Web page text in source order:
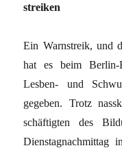
streiken
Ein Warnstreik, und
hat es beim Berlin-
Lesben- und
gegeben. Trotz
schäftigten des
Dienstagnachmittag